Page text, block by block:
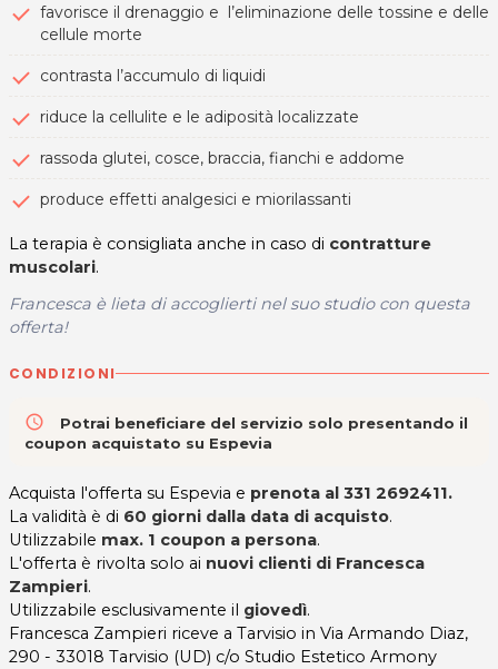
favorisce il drenaggio e l’eliminazione delle tossine e delle
cellule morte
contrasta l’accumulo di liquidi
riduce la cellulite e le adiposità localizzate
rassoda glutei, cosce, braccia, fianchi e addome
produce effetti analgesici e miorilassanti
La terapia è consigliata anche in caso di contratture
muscolari.
Francesca è lieta di accoglierti nel suo studio con questa
offerta!
CONDIZIONI
access_time
Potrai beneficiare del servizio solo presentando il
coupon acquistato su Espevia
Acquista l'offerta su Espevia e prenota al 331 2692411.
La validità è di 60 giorni dalla data di acquisto.
Utilizzabile max. 1 coupon a persona.
L'offerta è rivolta solo ai nuovi clienti di Francesca
Zampieri.
Utilizzabile esclusivamente il giovedì.
Francesca Zampieri riceve a Tarvisio in Via Armando Diaz,
290 - 33018 Tarvisio (UD) c/o Studio Estetico Armony